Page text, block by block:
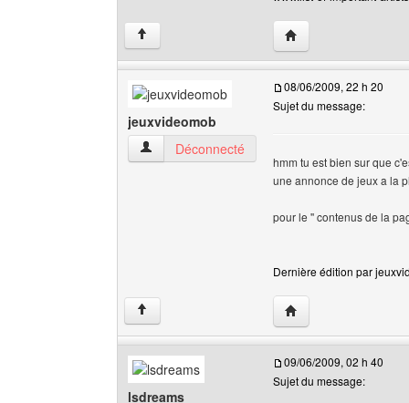
↑ Visiter le site web
jeuxvideomob
jeuxvideomob Voir le profil de l'utilisateur
Déconnecté
08/06/2009, 22 h 20
Sujet du message:
hmm tu est bien sur que
une annonce de jeux a la
pour le '' contenus de la
Dernière édition par
↑ Visiter le site web
lsdreams
09/06/2009, 02 h 40
Sujet du message: